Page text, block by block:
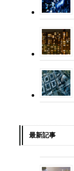
最新記事